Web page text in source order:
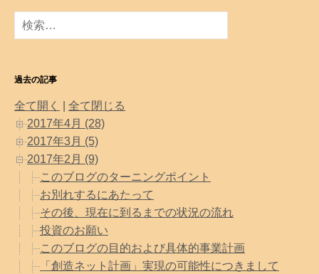
検
索
過去の記事
全て開く
全て閉じる
2017年4月 (28)
2017年3月 (5)
2017年2月 (9)
このブログのターニングポイント
お別れするにあたって
その後、現在に到るまでの状況の流れ
投資のお願い
このブログの目的および具体的事業計画
「創造ネット計画」実現の可能性につきまして